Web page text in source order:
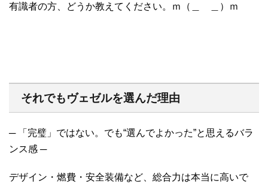
有識者の方、どうか教えてください。ｍ（＿ ＿）ｍ
それでもヴェゼルを選んだ理由
─ 「完璧」ではない。でも“選んでよかった”と思えるバラ
ンス感 ─
デザイン・燃費・安全装備など、総合力は本当に高いで